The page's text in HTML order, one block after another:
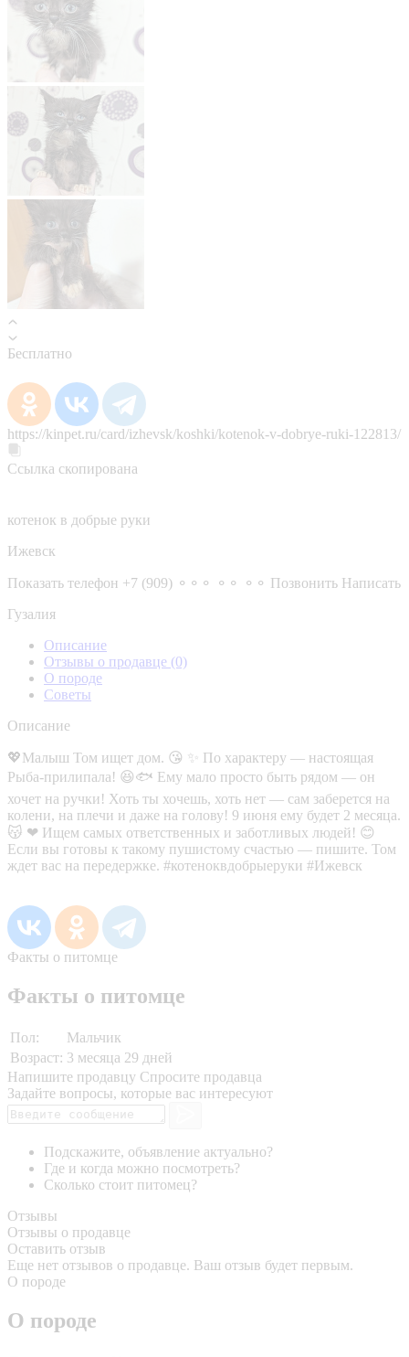
Бесплатно
https://kinpet.ru/card/izhevsk/koshki/kotenok-v-dobrye-ruki-122813/
Ссылка скопирована
котенок в добрые руки
Ижевск
Показать телефон +7 (909) ⚬⚬⚬ ⚬⚬ ⚬⚬ Позвонить Написать
Гузалия
Описание
Отзывы о продавце (0)
О породе
Советы
Описание
💖Малыш Том ищет дом. 😘 ✨ По характеру — настоящая
Рыба-прилипала! 😆🐟 Ему мало просто быть рядом — он
хочет на ручки! Хоть ты хочешь, хоть нет — сам заберется на
колени, на плечи и даже на голову! 9 июня ему будет 2 месяца.
😽 ❤ Ищем самых ответственных и заботливых людей! 😊
Если вы готовы к такому пушистому счастью — пишите. Том
ждет вас на передержке. #котеноквдобрыеруки #Ижевск
Факты о питомце
Факты о питомце
Пол:
Мальчик
Возраст: 3 месяца 29 дней
Напишите продавцу Спросите продавца
Задайте вопросы, которые вас интересуют
Подскажите, объявление актуально?
Где и когда можно посмотреть?
Сколько стоит питомец?
Отзывы
Отзывы о продавце
Оставить отзыв
Еще нет отзывов о продавце. Ваш отзыв будет первым.
О породе
О породе